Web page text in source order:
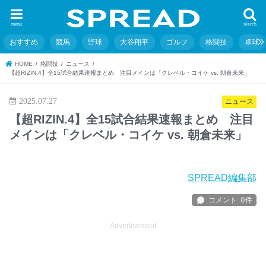
search
menu
おすすめ 競馬 野球 大谷翔平 ゴルフ 格闘技 卓球
HOME 格闘技
ニュース
【超RIZIN.4】全15試合結果速報まとめ 注目メインは「クレベル・コイケ vs. 朝倉未来」
ニュース
2025.07.27
【超RIZIN.4】全15試合結果速報まとめ 注目
メインは「クレベル・コイケ vs. 朝倉未来」
SPREAD編集部
Advertisement